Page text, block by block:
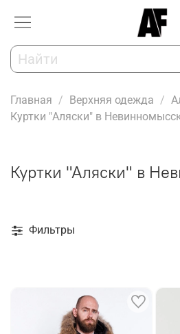
Главная Верхняя одежда
Куртки "Аляски" в
Куртки "Аляски" в
Фильтры